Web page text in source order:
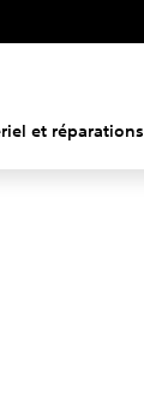
et réparations